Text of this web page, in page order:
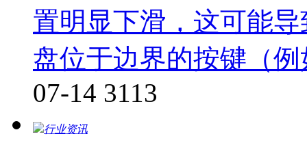
置明显下滑，这可能
盘位于边界的按键（例
07-14 3113
行业资讯